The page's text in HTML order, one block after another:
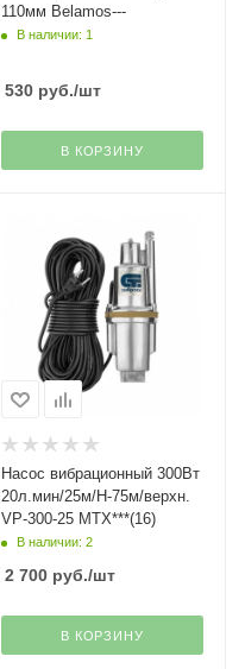
110мм Belamos---
В наличии: 1
530руб./шт
В КОРЗИНУ
Насос вибрационный 300Вт
20л.мин/25м/Н-75м/верхн.
VP-300-25 МТХ***(16)
В наличии: 2
2 700руб./шт
В КОРЗИНУ